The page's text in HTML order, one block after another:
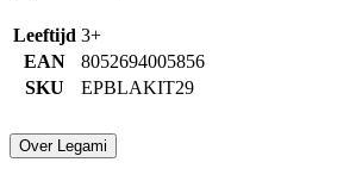
Leeftijd 3+
EAN
8052694005856
SKU
EPBLAKIT29
Over Legami